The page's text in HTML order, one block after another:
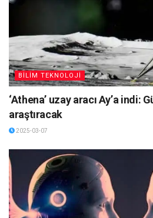
BİLİM TEKNOLOJİ
‘Athena’ uzay aracı Ay’a indi:
araştıracak
2025-03-07